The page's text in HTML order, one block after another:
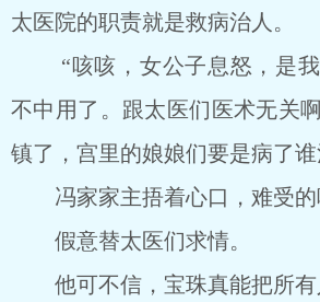
太医院的职责就是救病治人。
“咳咳，女公子息怒，是我
不中用了。跟太医们医术无关
镇了，宫里的娘娘们要是病了谁
冯家家主捂着心口，难受的
假意替太医们求情。
他可不信，宝珠真能把所有